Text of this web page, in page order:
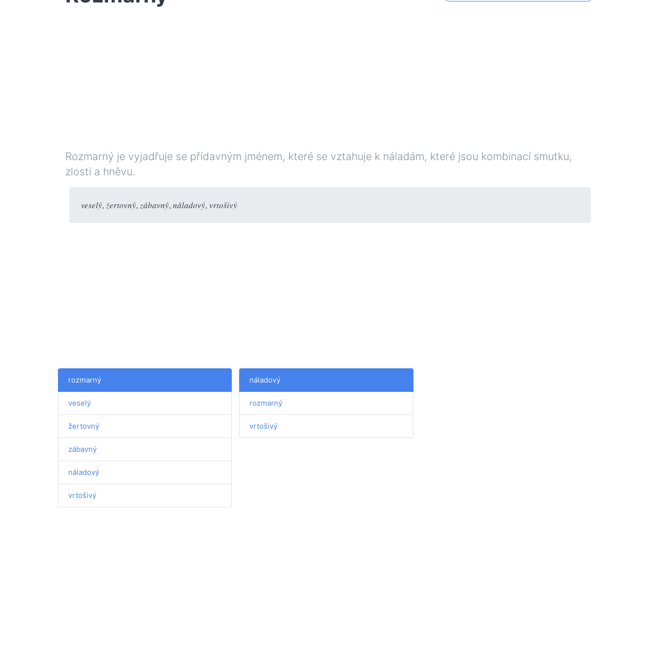
Rozmarný je vyjadřuje se přídavným jménem, které se vztahuje k náladám, které jsou kombinací smutku,
zlosti a hněvu.
veselý, žertovný, zábavný, náladový, vrtošivý
rozmarný
veselý
žertovný
zábavný
náladový
vrtošivý
náladový
rozmarný
vrtošivý